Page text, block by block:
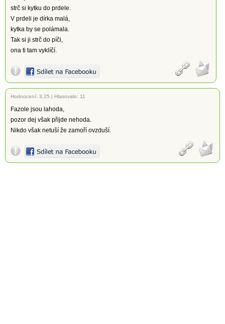
strč si kytku do prdele.
V prdeli je dírka malá,
kytka by se polámala.
Tak si ji strč do píči,
ona ti tam vyklíčí.
Hodnocení: 3.25 | Hlasovalo: 11
Fazole jsou lahoda,
pozor dej však přijde nehoda.
Nikdo však netuší že zamoří ovzduší.